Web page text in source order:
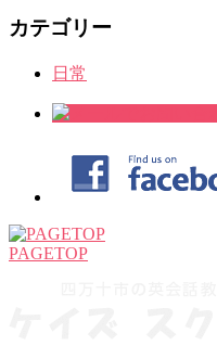
カテゴリー
日常
PAGETOP